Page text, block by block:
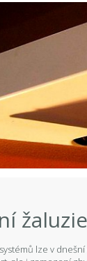
lze v